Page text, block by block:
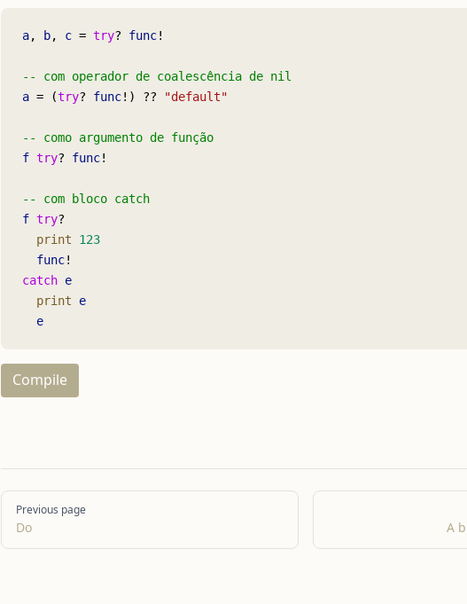
a, b, c = try? func!
-- com operador de coalescência de nil
a = (try? func!) ?? "default"
-- como argumento de função
f try? func!
-- com bloco catch
f try?
  print
123
  func
!
catch e
  print
e
  e
Compile
Pager
Previous page
Do A